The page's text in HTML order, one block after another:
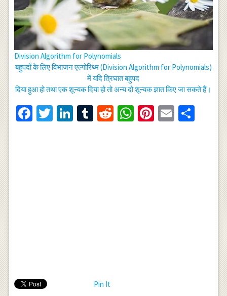
Division Algorithm for Polynomials
बहुपदों के लिए विभाजन एल्गोरिथ्म (Division Algorithm for Polynomials)
में यदि त्रिघात बहुपद
दिया हुआ हो तथा एक शून्यक दिया हो तो अन्य दो शून्यक ज्ञात किए जा सकते हैं।
Facebook
Twitter
LinkedIn
Tumblr
RedditWhatsApp
Pinterest
Email
Pin It